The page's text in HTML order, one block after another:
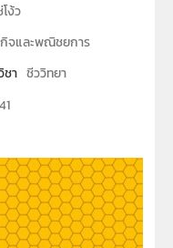
ง้ว
กิจและพณิชยการ
า ชีววิทยา